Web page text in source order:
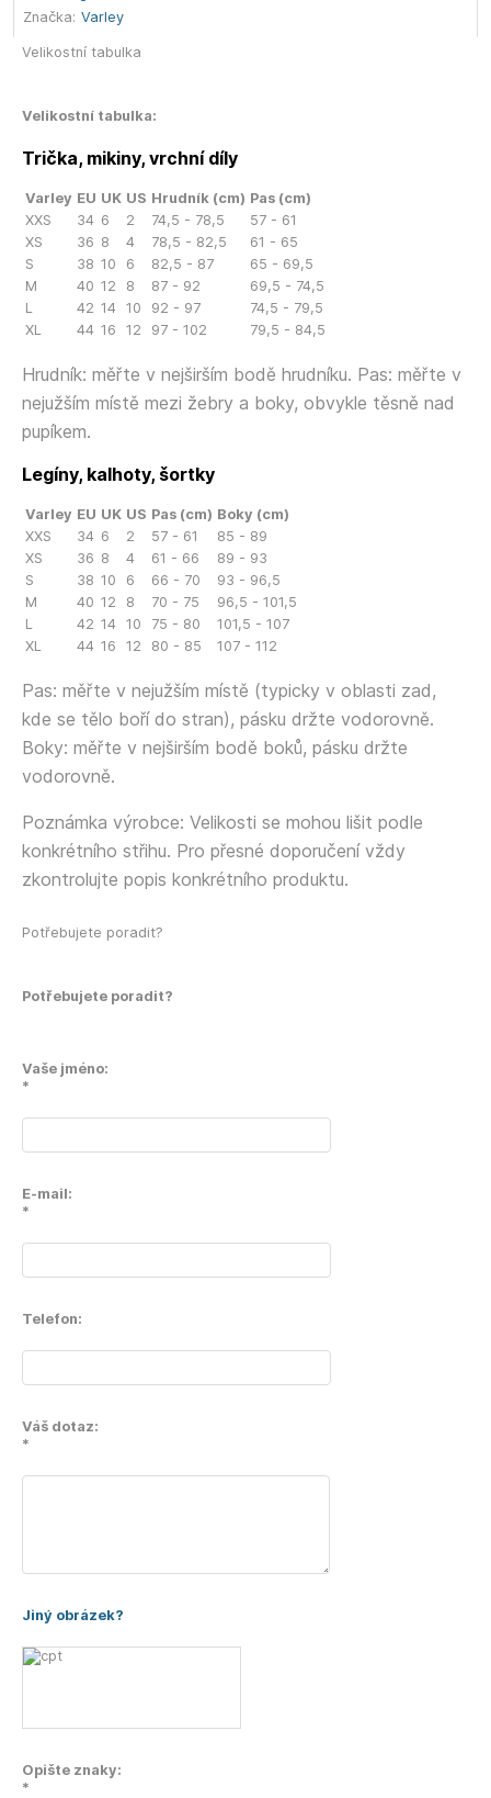
Značka: Varley
Velikostní tabulka
Velikostní tabulka:
Trička, mikiny, vrchní díly
Varley EU UK US Hrudník (cm) Pas (cm)
XXS
34 6 2 74,5 - 78,5
57 - 61
XS
36 8 4 78,5 - 82,5
61 - 65
S
38 10 6 82,5 - 87
65 - 69,5
M
40 12 8 87 - 92
69,5 - 74,5
L
42 14 10 92 - 97
74,5 - 79,5
XL
44 16 12 97 - 102 79,5 - 84,5
Hrudník: měřte v nejširším bodě hrudníku. Pas: měřte v
nejužším místě mezi žebry a boky, obvykle těsně nad
pupíkem.
Legíny, kalhoty, šortky
Varley EU UK US Pas (cm) Boky (cm)
XXS
34 6 2 57 - 61
85 - 89
XS
36 8 4 61 - 66
89 - 93
S
38 10 6 66 - 70
93 - 96,5
M
40 12 8 70 - 75
96,5 - 101,5
L
42 14 10 75 - 80
101,5 - 107
XL
44 16 12 80 - 85 107 - 112
Pas: měřte v nejužším místě (typicky v oblasti zad,
kde se tělo boří do stran), pásku držte vodorovně.
Boky: měřte v nejširším bodě boků, pásku držte
vodorovně.
Poznámka výrobce: Velikosti se mohou lišit podle
konkrétního střihu. Pro přesné doporučení vždy
zkontrolujte popis konkrétního produktu.
Potřebujete poradit?
Potřebujete poradit?
Vaše jméno:
*
E-mail:
*
Telefon:
Váš dotaz:
*
Jiný obrázek?
Opište znaky:
*